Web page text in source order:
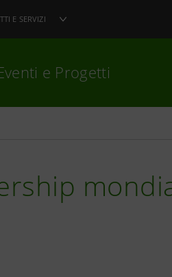
E SERVIZI
e Progetti